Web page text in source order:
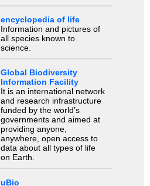
encyclopedia of life
Information and pictures of
all species known to
science.
Global Biodiversity
Information Facility
It is an international network
and research infrastructure
funded by the world’s
governments and aimed at
providing anyone,
anywhere, open access to
data about all types of life
on Earth.
uBio